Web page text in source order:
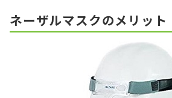
ネーザルマスクのメリット